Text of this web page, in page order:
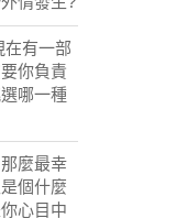
在有一部
你負責
哪一種
麼最幸
個什麼
心目中